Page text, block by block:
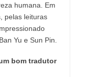
humana. Em
pelas leituras
Yu e Sun Pin.
bom tradutor